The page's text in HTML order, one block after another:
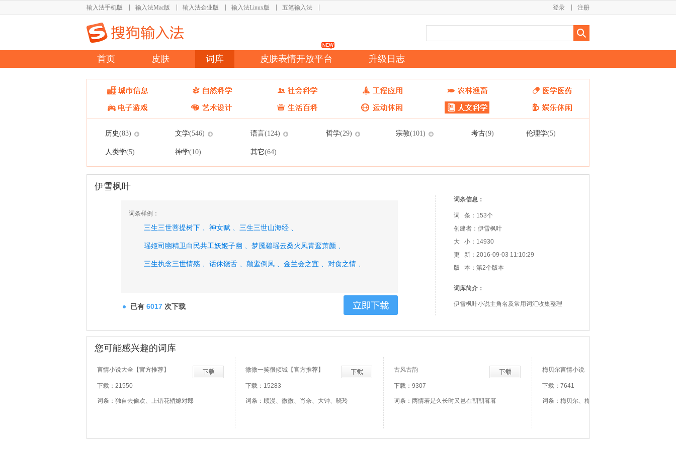
输入法手机版 输入法Mac版 输入法企业版 输入法Linux版 五笔输入法 注册
登录
首页 皮肤 词库 皮肤表情开放平台 升级日志
历史(83) 文学(546) 语言(124) 哲学(29) 宗教(101) 考古(9) 伦理学(5)
人类学(5) 神学(10) 其它(64)
伊雪枫叶
词条样例：
三生三世菩提树下 、 神女赋 、 三生三世山海经 、
瑶姬司幽精卫白民共工妖姬子幽 、 梦魇碧瑶云桑火凤青鸾萧颜 、
三生执念三世情殇 、 话休饶舌 、 颠鸾倒凤 、 金兰会之宜 、 对食之情 、
已有 6017 次下载
词条信息：
词 条：153个
创建者：伊雪枫叶
大 小：14930
更 新：2016-09-03 11:10:29
版 本：第2个版本
词库简介：
伊雪枫叶小说主角名及常用词汇收集整理
您可能感兴趣的词库
言情小说大全【官方推荐】
下载：21550
词条：独自去偷欢、上错花轿嫁对郎
微微一笑很倾城【官方推荐】
下载：15283
词条：顾漫、微微、肖奈、大钟、晓玲
古风古韵
下载：9307
词条：两情若是久长时又岂在朝朝暮暮
梅贝尔言情小说
下载：7641
词条：梅贝尔、梅贝儿、撒野有理